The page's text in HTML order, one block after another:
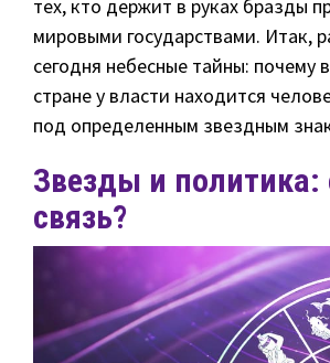
тех, кто держит в руках бразды
мировыми государствами. Итак,
сегодня небесные тайны: почему
стране у власти находится
под определенным звездным
Звезды и политика:
связь?